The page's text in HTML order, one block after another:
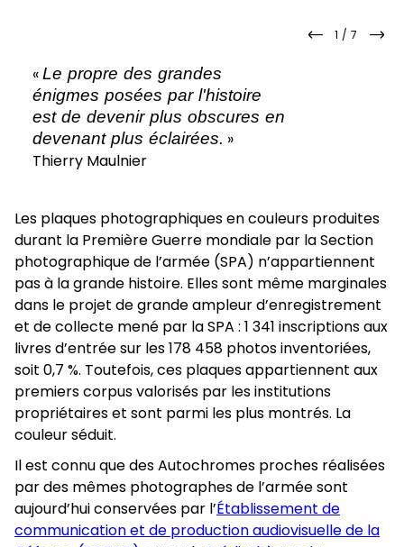
slide
1 /7
«Le propre des grandes
énigmes posées par l'histoire
est de devenir plus obscures en
devenant plus éclairées. »
Thierry Maulnier
Les plaques photographiques en couleurs produites
durant la Première Guerre mondiale par la Section
photographique de l’armée (SPA) n’appartiennent
pas à la grande histoire. Elles sont même marginales
dans le projet de grande ampleur d’enregistrement
et de collecte mené par la SPA : 1 341 inscriptions aux
livres d’entrée sur les 178 458 photos inventoriées,
soit 0,7 %. Toutefois, ces plaques appartiennent aux
premiers corpus valorisés par les institutions
propriétaires et sont parmi les plus montrés. La
couleur séduit.
Il est connu que des Autochromes proches réalisées
par des mêmes photographes de l’armée sont
aujourd’hui conservées par l’Établissement de
communication et de production audiovisuelle de la